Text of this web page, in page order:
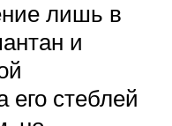
лишь в
и
его стеблей